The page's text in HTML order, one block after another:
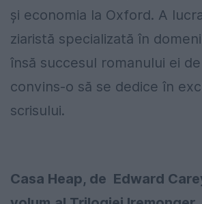
şi economia la Oxford. A
ziaristă specializată în
însă succesul romanului ei
convins‑o să se dedice în
scrisului.
Casa Heap, de Edward